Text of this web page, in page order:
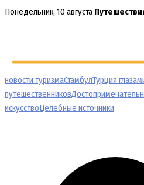
Перейти
Понедельник, 10 августа
новости туризмаСтамбулТурция
путешественников
искусствоЦелебные источники